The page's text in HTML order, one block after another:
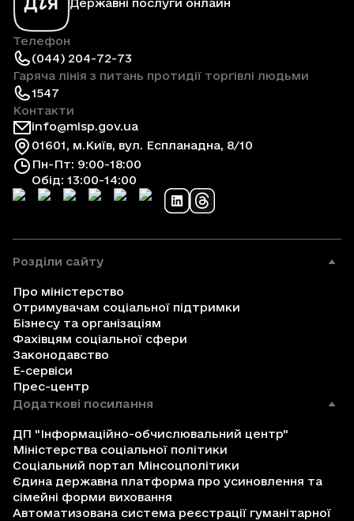
Державні послуги онлайн
Телефон
(044) 204-72-73
Гаряча лінія з питань протидії торгівлі людьми
1547
Контакти
info@mlsp.gov.ua
01601, м.Київ, вул. Еспланадна, 8/10
Пн-Пт: 9:00-18:00
Обід: 13:00-14:00
Розділи сайту
Про міністерство
Отримувачам соціальної підтримки
Бізнесу та організаціям
Фахівцям соціальної сфери
Законодавство
Е-сервіси
Прес-центр
Додаткові посилання
ДП "Інформаційно-обчислювальний центр"
Міністерства соціальної політики
Соціальний портал Мінсоцполітики
Єдина державна платформа про усиновлення та
сімейні форми виховання
Автоматизована система реєстрації гуманітарної